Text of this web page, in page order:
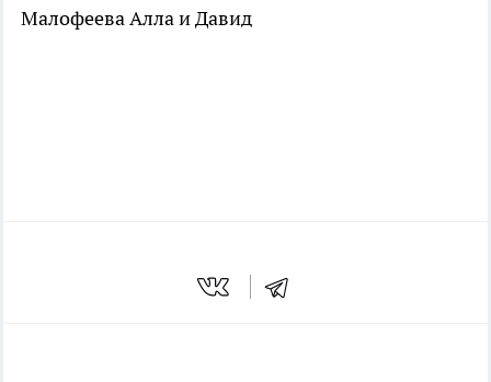
Малофеева Алла и Давид